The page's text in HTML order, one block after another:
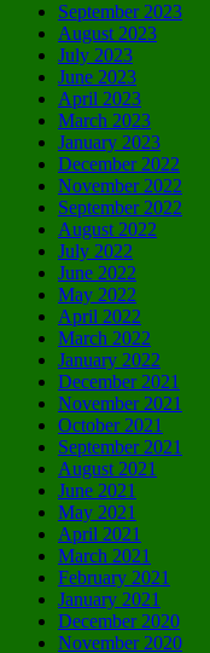
September 2023
August 2023
July 2023
June 2023
April 2023
March 2023
January 2023
December 2022
November 2022
September 2022
August 2022
July 2022
June 2022
May 2022
April 2022
March 2022
January 2022
December 2021
November 2021
October 2021
September 2021
August 2021
June 2021
May 2021
April 2021
March 2021
February 2021
January 2021
December 2020
November 2020